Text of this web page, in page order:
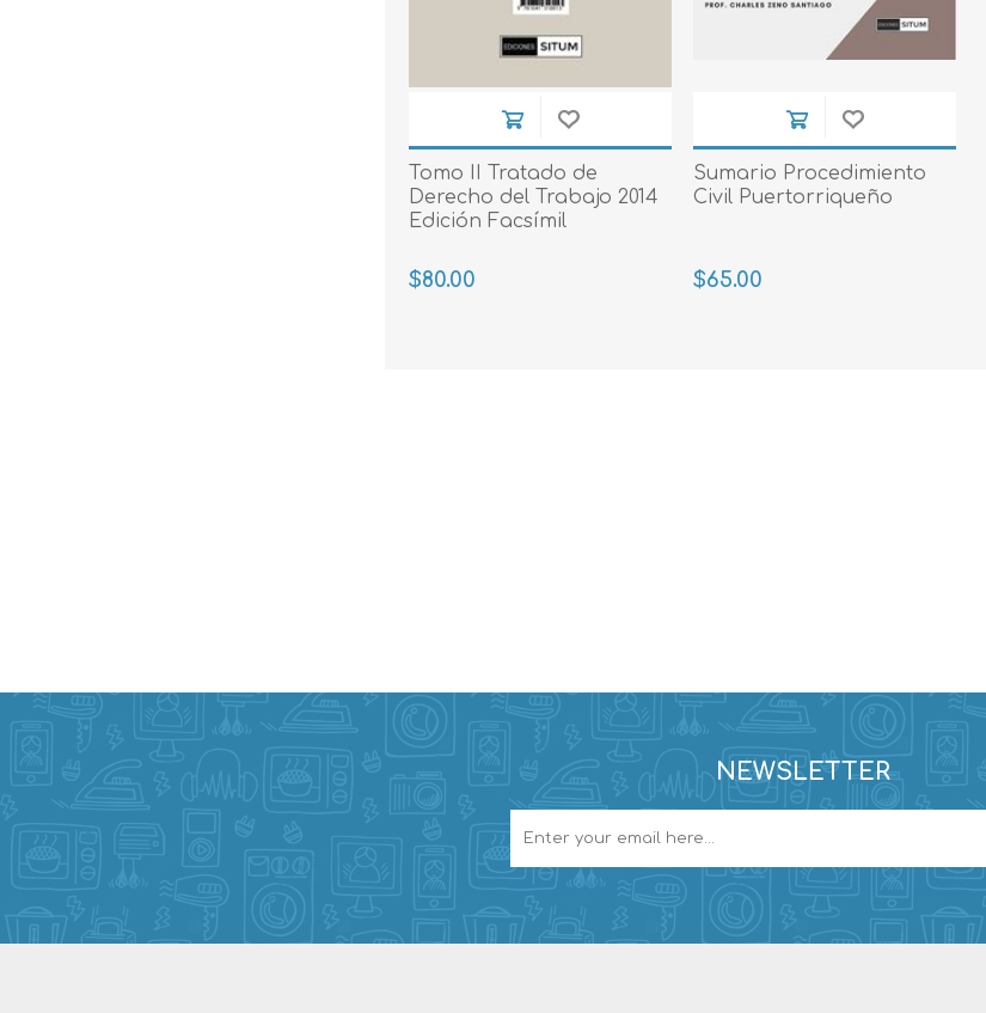
Tomo II Tratado de
Derecho del Trabajo 2014
Edición Facsímil
$80.00
Sumario Procedimiento
Civil Puertorriqueño
$65.00
NEWSLETTER